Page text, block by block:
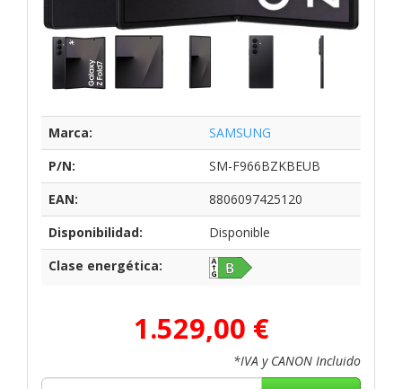
Marca:
SAMSUNG
P/N:
SM-F966BZKBEUB
EAN:
8806097425120
Disponibilidad:
Disponible
Clase energética:
1.529,00 €
*IVA y CANON Incluido